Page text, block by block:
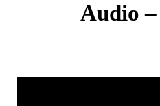
نسخة مقروءة – Audio